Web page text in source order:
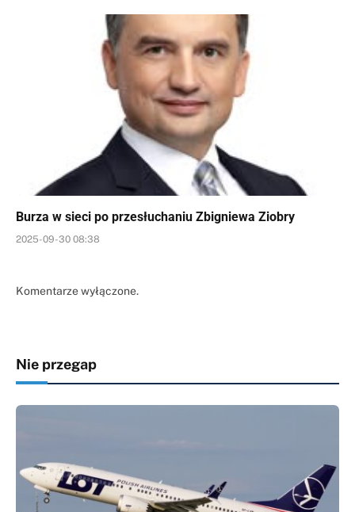
Burza w sieci po przesłuchaniu Zbigniewa Ziobry
2025-09-30 08:38
Komentarze wyłączone.
Nie przegap